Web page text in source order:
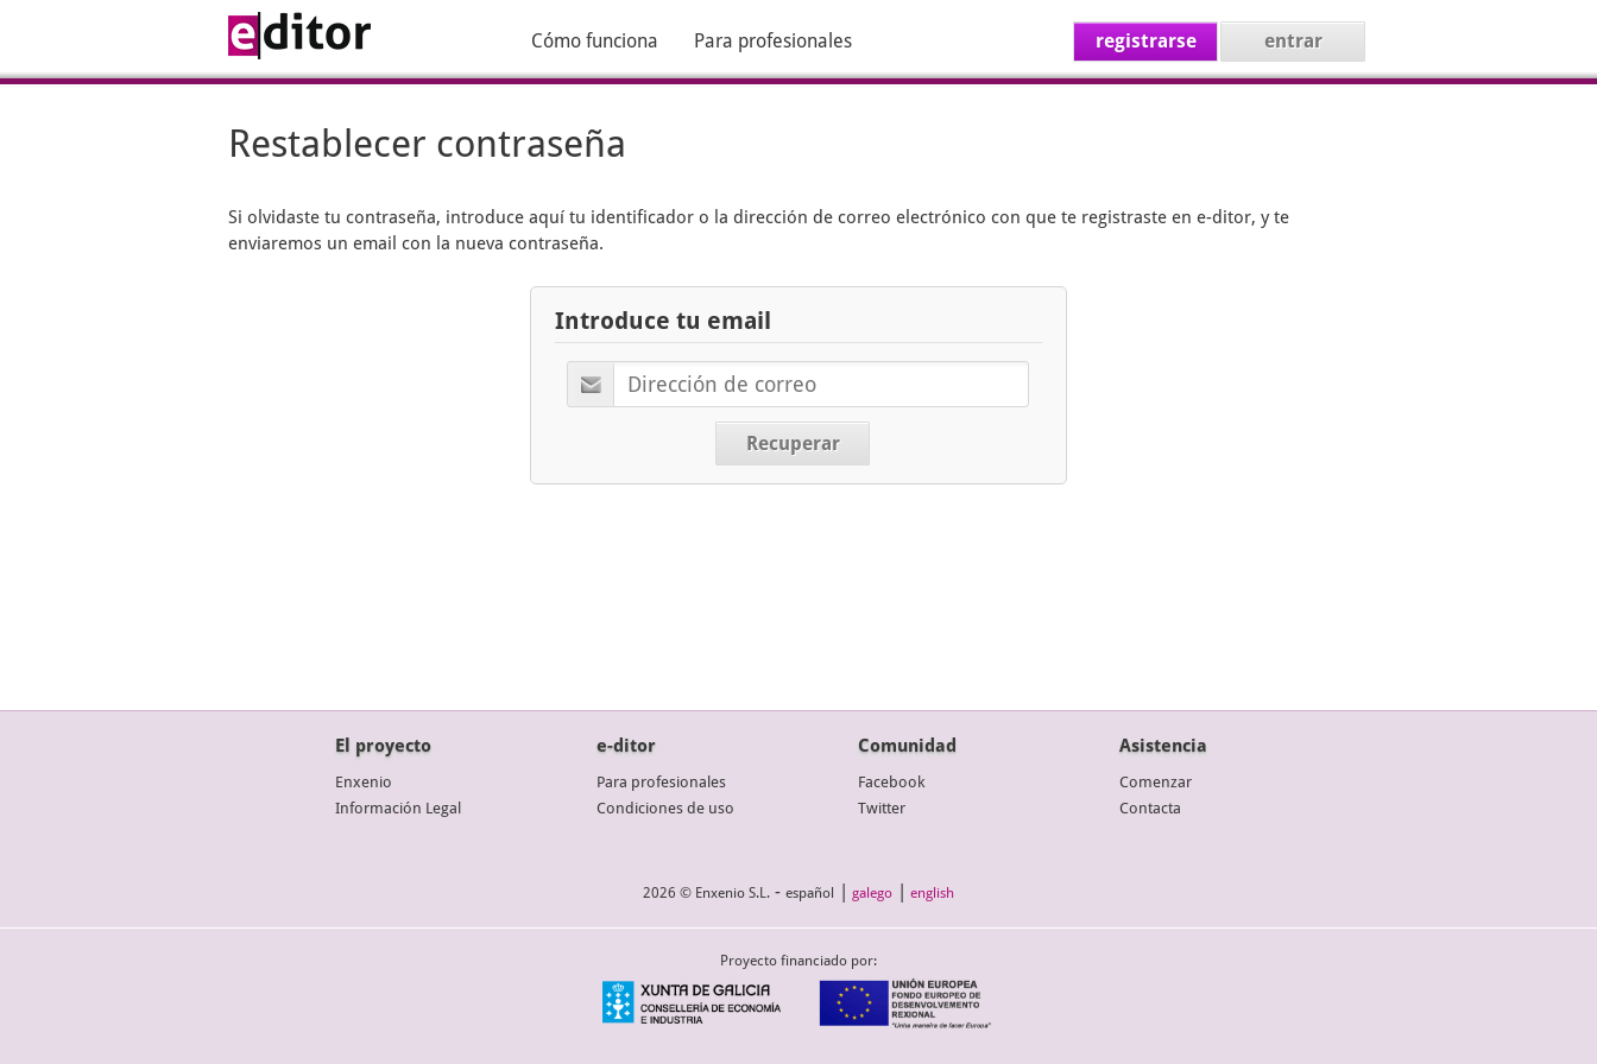
Cómo funciona Para profesionales registrarse entrar
Restablecer contraseña
Si olvidaste tu contraseña, introduce aquí tu identificador o la dirección de correo electrónico con que te registraste en e-ditor, y te
enviaremos un email con la nueva contraseña.
Introduce tu email
El proyecto
Enxenio
Información Legal
e-ditor
Para profesionales
Condiciones de uso
Comunidad
Facebook
Twitter
Asistencia
Comenzar
Contacta
2026 © Enxenio S.L. - español galego english
Proyecto financiado por: